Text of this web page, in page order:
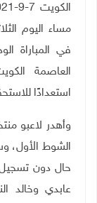
مساء اليوم
في المباراة
العاصمة
استعدادًا
وأهدر لاعبو
الشوط الأول،
حال دون
عابدي وخالد